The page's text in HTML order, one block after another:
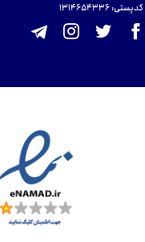
کدپستی: 131465433۶